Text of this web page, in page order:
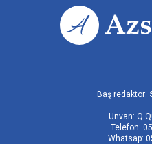
Baş redaktor:
Ünvan:
Telefon:
Whatsap: